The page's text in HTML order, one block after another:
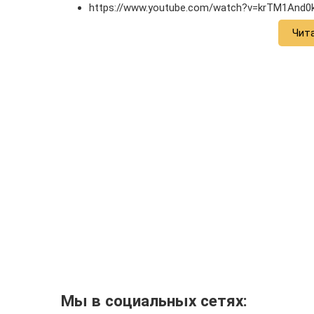
https://www.youtube.com/
Мы в социальных сетях: